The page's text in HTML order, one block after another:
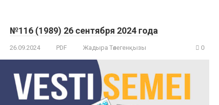
№116 (1989) 26 сентября 2024 года
26.09.2024 PDF Жадыра Төлегенқызы 0